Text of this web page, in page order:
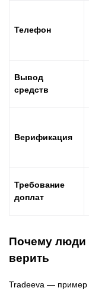
Телефон
Вывод
средств
Верификация
Требование
доплат
Почему люди
верить
Tradeeva — пример